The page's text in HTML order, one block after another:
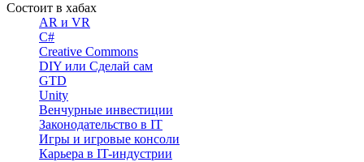
Состоит в хабах
AR и VR
C#
Creative Commons
DIY или Сделай сам
GTD
Unity
Венчурные инвестиции
Законодательство в IT
Игры и игровые консоли
Карьера в IT-индустрии